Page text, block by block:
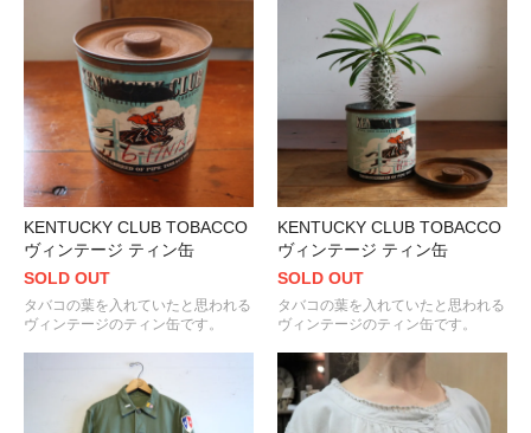
KENTUCKY CLUB TOBACCO
ヴィンテージ ティン缶
SOLD OUT
タバコの葉を入れていたと思われる
ヴィンテージのティン缶です。
KENTUCKY CLUB TOBACCO
ヴィンテージ ティン缶
SOLD OUT
タバコの葉を入れていたと思われる
ヴィンテージのティン缶です。